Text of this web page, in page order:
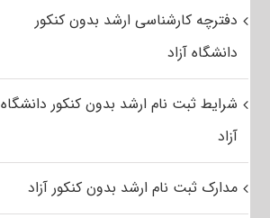
دفترچه کارشناسی ارشد بدون کنکور
دانشگاه آزاد
شرایط ثبت نام ارشد بدون کنکور دانشگاه
آزاد
مدارک ثبت نام ارشد بدون کنکور آزاد